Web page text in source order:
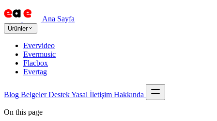
Ana Sayfa
Ürünler
Evervideo
Evermusic
Flacbox
Evertag
Blog Belgeler DestekYasal İletişim Hakkında
On this page